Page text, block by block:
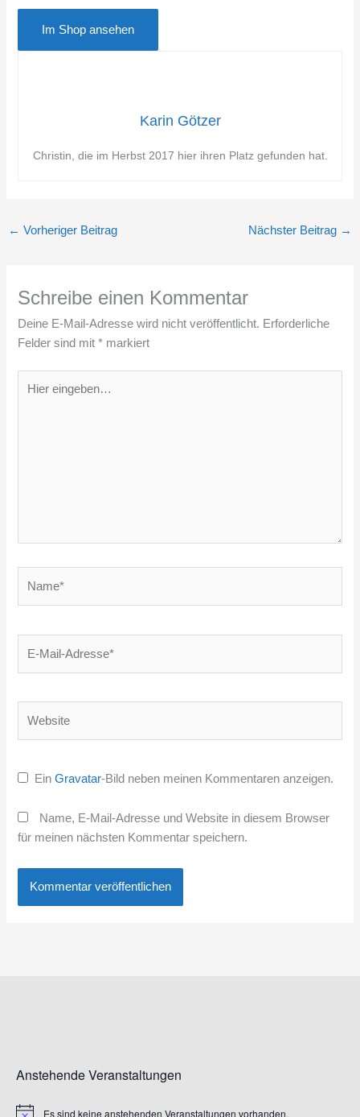
Im Shop ansehen
Karin Götzer
Christin, die im Herbst 2017 hier ihren Platz gefunden hat.
← Vorheriger Beitrag Nächster Beitrag →
Schreibe einen Kommentar
Deine E-Mail-Adresse wird nicht veröffentlicht. Erforderliche
Felder sind mit* markiert
eingeben…
EinGravatar-Bild neben meinen Kommentaren anzeigen.
Name, E-Mail-Adresse und Website in diesem Browser
für meinen nächsten Kommentar speichern.
Anstehende Veranstaltungen
Es sind keine anstehenden Veranstaltungen vorhanden.